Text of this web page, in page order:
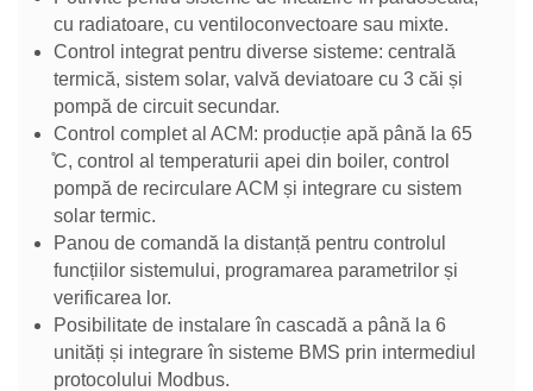
cu radiatoare, cu ventiloconvectoare sau mixte.
Control integrat pentru diverse sisteme: centrală
termică, sistem solar, valvă deviatoare cu 3 căi și
pompă de circuit secundar.
Control complet al ACM: producție apă până la 65
̊C, control al temperaturii apei din boiler, control
pompă de recirculare ACM și integrare cu sistem
solar termic.
Panou de comandă la distanță pentru controlul
funcțiilor sistemului, programarea parametrilor și
verificarea lor.
Posibilitate de instalare în cascadă a până la 6
unități și integrare în sisteme BMS prin intermediul
protocolului Modbus.